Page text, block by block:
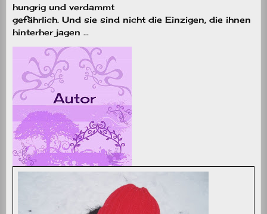
hungrig und verdammt
gefährlich. Und sie sind nicht die Einzigen, die ihnen
hinterher jagen …